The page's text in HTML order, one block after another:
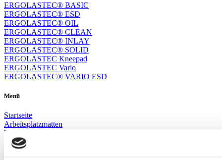
ERGOLASTEC® BASIC
ERGOLASTEC® ESD
ERGOLASTEC® OIL
ERGOLASTEC® CLEAN
ERGOLASTEC® INLAY
ERGOLASTEC® SOLID
ERGOLASTEC Kneepad
ERGOLASTEC Vario
ERGOLASTEC® VARIO ESD
Menü
Startseite
Arbeitsplatzmatten
Vertriebsteam
Verbindungsystem
Impressum